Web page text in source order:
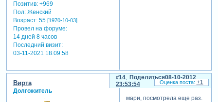
Позитив: +969
Пол:Женский
Возраст:55 [1970-10-03]
Провел на форуме:
14 дней 8 часов
Последний визит:
03-11-2021 18:09:58
Поделиться
14
08-10-2012
23:53:54
Вирта
Долгожитель
мари, посмотрела еще раз.
+1